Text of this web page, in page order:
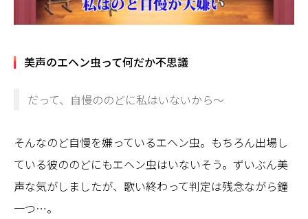
美声のエヘン虫って何だか不思議
だって、自慢ののどに私はいないから～
そんなのど自慢を嫌っているエヘン虫。もちろん出場し
ている彼ののどにもエヘン虫はいないそう。ずいぶん美
声な気がしましたが、歌い終わって判定は残念ながら鐘
一つ…。